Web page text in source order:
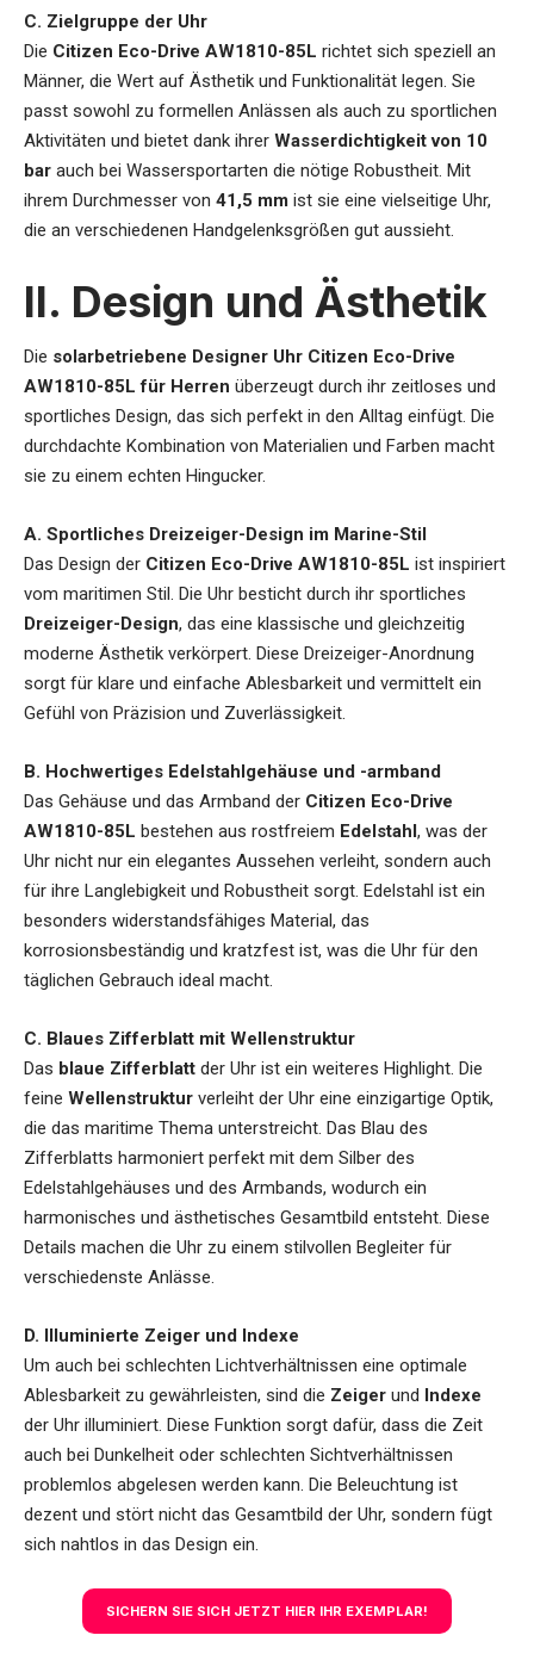
C. Zielgruppe der Uhr
Die Citizen Eco-Drive AW1810-85L richtet sich speziell an
Männer, die Wert auf Ästhetik und Funktionalität legen. Sie
passt sowohl zu formellen Anlässen als auch zu sportlichen
Aktivitäten und bietet dank ihrer Wasserdichtigkeit von 10
bar auch bei Wassersportarten die nötige Robustheit. Mit
ihrem Durchmesser von 41,5 mm ist sie eine vielseitige Uhr,
die an verschiedenen Handgelenksgrößen gut aussieht.
II. Design und Ästhetik
Die solarbetriebene Designer Uhr Citizen Eco-Drive
AW1810-85L für Herren überzeugt durch ihr zeitloses und
sportliches Design, das sich perfekt in den Alltag einfügt. Die
durchdachte Kombination von Materialien und Farben macht
sie zu einem echten Hingucker.
A. Sportliches Dreizeiger-Design im Marine-Stil
Das Design der Citizen Eco-Drive AW1810-85L ist inspiriert
vom maritimen Stil. Die Uhr besticht durch ihr sportliches
Dreizeiger-Design, das eine klassische und gleichzeitig
moderne Ästhetik verkörpert. Diese Dreizeiger-Anordnung
sorgt für klare und einfache Ablesbarkeit und vermittelt ein
Gefühl von Präzision und Zuverlässigkeit.
B. Hochwertiges Edelstahlgehäuse und -armband
Das Gehäuse und das Armband der Citizen Eco-Drive
AW1810-85L bestehen aus rostfreiem Edelstahl , was der
Uhr nicht nur ein elegantes Aussehen verleiht, sondern auch
für ihre Langlebigkeit und Robustheit sorgt. Edelstahl ist ein
besonders widerstandsfähiges Material, das
korrosionsbeständig und kratzfest ist, was die Uhr für den
täglichen Gebrauch ideal macht.
C. Blaues Zifferblatt mit Wellenstruktur
Das blaue Zifferblatt der Uhr ist ein weiteres Highlight. Die
feine Wellenstruktur verleiht der Uhr eine einzigartige Optik,
die das maritime Thema unterstreicht. Das Blau des
Zifferblatts harmoniert perfekt mit dem Silber des
Edelstahlgehäuses und des Armbands, wodurch ein
harmonisches und ästhetisches Gesamtbild entsteht. Diese
Details machen die Uhr zu einem stilvollen Begleiter für
verschiedenste Anlässe.
D. Illuminierte Zeiger und Indexe
Um auch bei schlechten Lichtverhältnissen eine optimale
Ablesbarkeit zu gewährleisten, sind die Zeiger und
Indexe
der Uhr illuminiert. Diese Funktion sorgt dafür, dass die Zeit
auch bei Dunkelheit oder schlechten Sichtverhältnissen
problemlos abgelesen werden kann. Die Beleuchtung ist
dezent und stört nicht das Gesamtbild der Uhr, sondern fügt
sich nahtlos in das Design ein.
SICHERN SIE SICH JETZT HIER IHR EXEMPLAR!